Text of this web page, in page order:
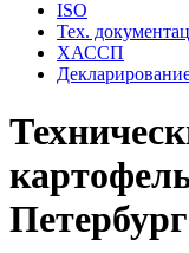
ISO
Тех.
ХАССП